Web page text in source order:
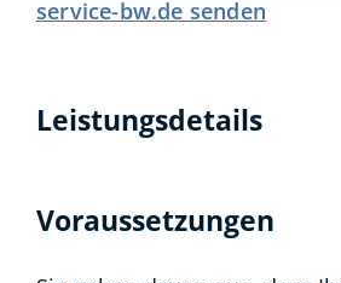
service-bw.de senden
Leistungsdetails
Voraussetzungen